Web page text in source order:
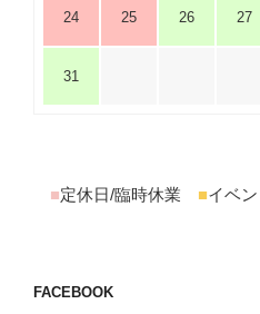
24 25 26 27
31
■定休日/臨時休業 ■イベン
FACEBOOK